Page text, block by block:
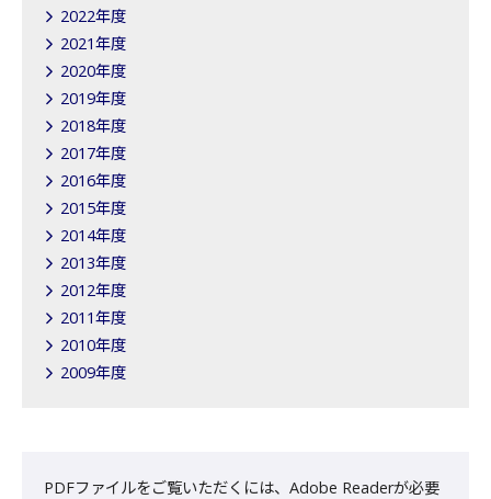
2022年度
2021年度
2020年度
2019年度
2018年度
2017年度
2016年度
2015年度
2014年度
2013年度
2012年度
2011年度
2010年度
2009年度
PDFファイルをご覧いただくには、Adobe Readerが必要